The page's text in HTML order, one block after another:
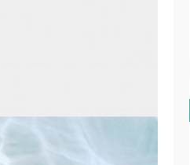
MINI酷系列 M22A厨房空调到底实力如